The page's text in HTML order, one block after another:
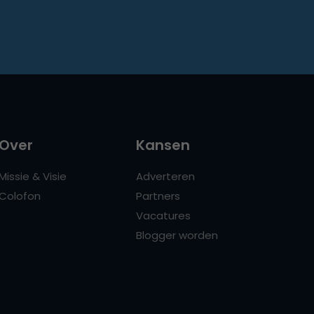
& Visie
Kansen
Adverteren
Partners
Vacatures
Blogger worden